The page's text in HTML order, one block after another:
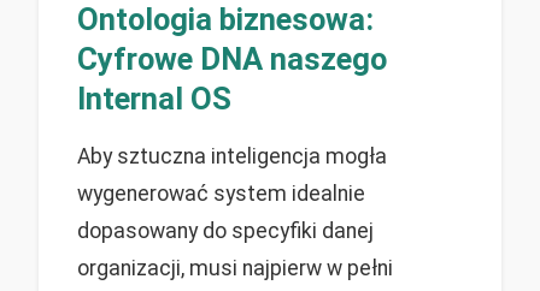
Ontologia biznesowa:
Cyfrowe DNA naszego
Internal OS
Aby sztuczna inteligencja mogła
wygenerować system idealnie
dopasowany do specyfiki danej
organizacji, musi najpierw w pełni